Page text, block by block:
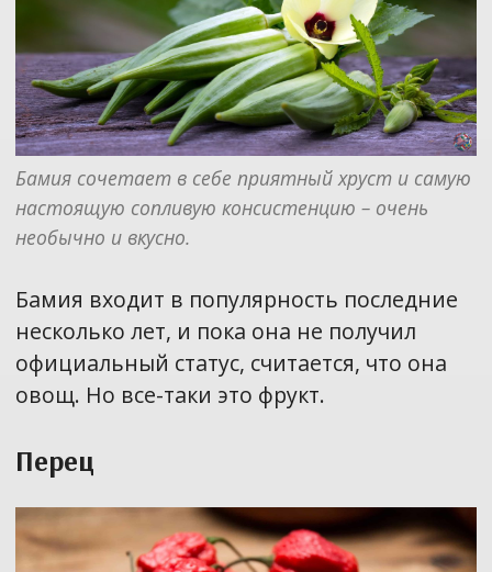
Бамия сочетает в себе приятный хруст и самую
настоящую сопливую консистенцию – очень
необычно и вкусно.
Бамия входит в популярность последние
несколько лет, и пока она не получил
официальный статус, считается, что она
овощ. Но все-таки это фрукт.
Перец